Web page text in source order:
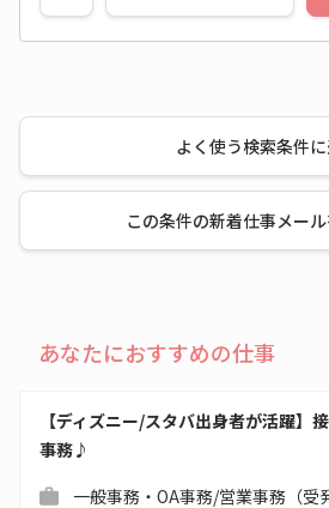
よく使う検索条件
この条件の新着仕事メー
あなたにおすすめの仕事
【ディズニー/スタバ出身者が活躍】
事務♪
一般事務・OA事務/営業事務（受